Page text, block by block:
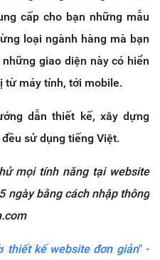
cấp cho bạn những mẫu
loại ngành hàng mà bạn
giao diện này có hiển
từ máy tính, tới mobile.
dẫn thiết kế, xây dựng
sử dụng tiếng Việt.
mọi tính năng tại website
ngày bằng cách nhập thông
thiết kế website đơn giản" -